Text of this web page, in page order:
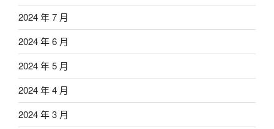
2024 年 7 月
2024 年 6 月
2024 年 5 月
2024 年 4 月
2024 年 3 月